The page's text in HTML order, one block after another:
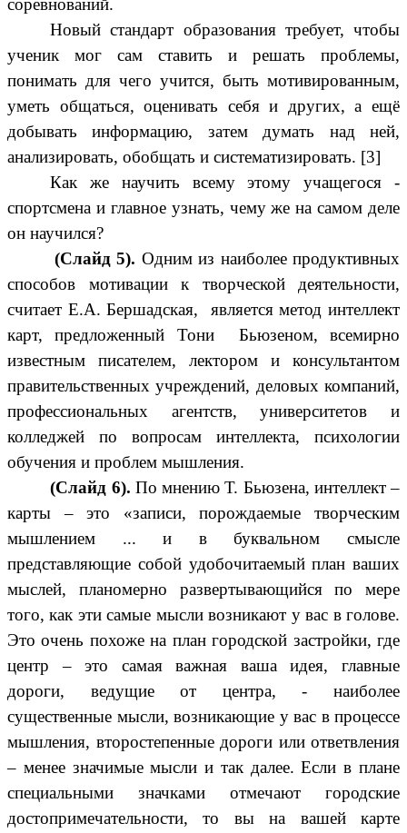
соревнований.
Новый стандарт образования требует, чтобы
ученик мог сам ставить и решать проблемы,
понимать для чего учится, быть мотивированным,
уметь общаться, оценивать себя и других, а ещё
добывать информацию, затем думать над ней,
анализировать, обобщать и систематизировать. [3]
Как же научить всему этому учащегося -
спортсмена и главное узнать, чему же на самом деле
он научился?
(Слайд 5). Одним из наиболее продуктивных
способов мотивации к творческой деятельности,
считает Е.А. Бершадская, является метод интеллект
карт, предложенный Тони Бьюзеном, всемирно
известным писателем, лектором и консультантом
правительственных учреждений, деловых компаний,
профессиональных агентств, университетов и
колледжей по вопросам интеллекта, психологии
обучения и проблем мышления.
(Слайд 6). По мнению Т. Бьюзена, интеллект –
карты
– это «записи, порождаемые творческим
мышлением ... и в буквальном смысле
представляющие собой удобочитаемый план ваших
мыслей, планомерно развертывающийся по мере
того, как эти самые мысли возникают у вас в голове.
Это очень похоже на план городской застройки, где
центр – это самая важная ваша идея, главные
дороги, ведущие от центра, - наиболее
существенные мысли, возникающие у вас в процессе
мышления, второстепенные дороги или ответвления
– менее значимые мысли и так далее. Если в плане
специальными значками отмечают городские
достопримечательности, то вы на вашей карте